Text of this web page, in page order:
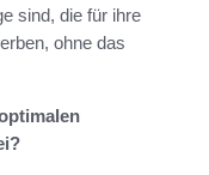
sind, die für ihre
ohne das